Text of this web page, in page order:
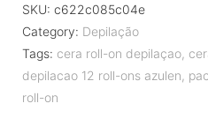
SKU: c622c085c04e
Category: Depilação
Tags: cera roll-on depilaçao,
depilacao 12 roll-ons azulen,
roll-on